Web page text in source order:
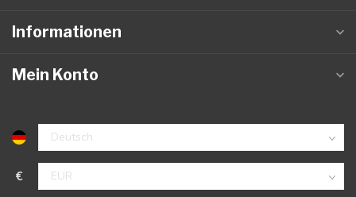
Informationen
Mein Konto
€